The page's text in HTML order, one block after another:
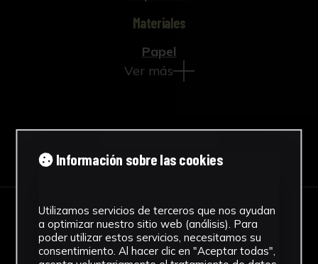
Materiales
Papel
Ver más
IMÁGENES
Información sobre las cookies
Utilizamos servicios de terceros que nos ayudan
a optimizar nuestro sitio web (análisis). Para
poder utilizar estos servicios, necesitamos su
consentimiento. Al hacer clic en "Aceptar todas",